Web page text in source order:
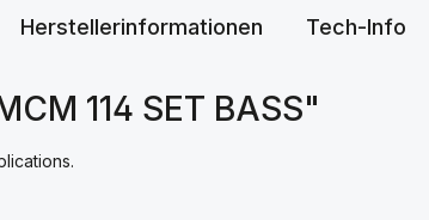
Herstellerinformationen Tech-Info
114 SET BASS"